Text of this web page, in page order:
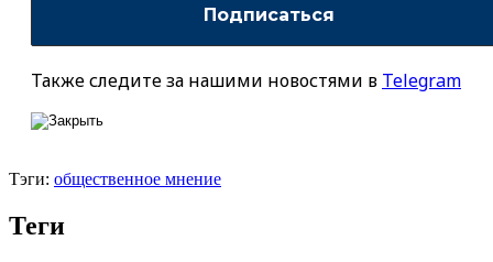
Также следите за нашими новостями в Telegram
Тэги: общественное мнение
Теги